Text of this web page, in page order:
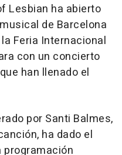
Lesbian ha abierto
de Barcelona
Feria Internacional
con un concierto
han llenado el
por Santi Balmes,
ha dado el